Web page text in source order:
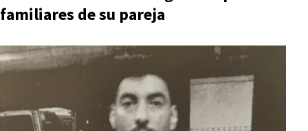
familiares de su pareja